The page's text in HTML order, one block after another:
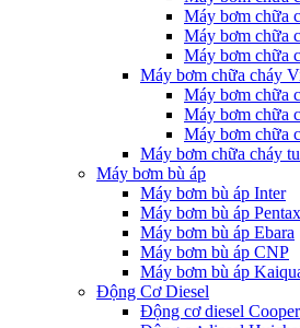
Máy bơm chữa
Máy bơm chữa
Máy bơm chữa
Máy bơm chữa cháy
Máy bơm chữa
Máy bơm chữa
Máy bơm chữa
Máy bơm chữa cháy
Máy bơm bù áp
Máy bơm bù áp Inter
Máy bơm bù áp Pentax
Máy bơm bù áp Ebara
Máy bơm bù áp CNP
Máy bơm bù áp
Động Cơ Diesel
Động cơ diesel Cooper